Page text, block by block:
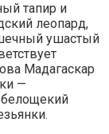
тапир и
леопард,
ушастый
Мадагаскар
—